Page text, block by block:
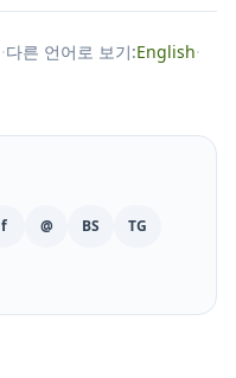
·다른 언어로 보기:English·
f @ BS TG